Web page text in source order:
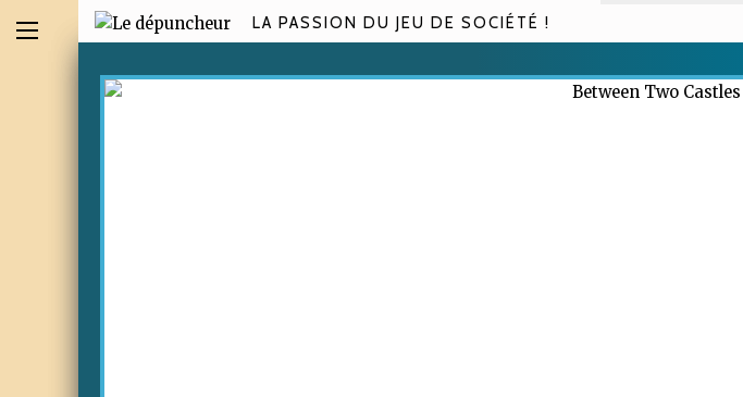
LA PASSION DU JEU DE SOCIÉTÉ !